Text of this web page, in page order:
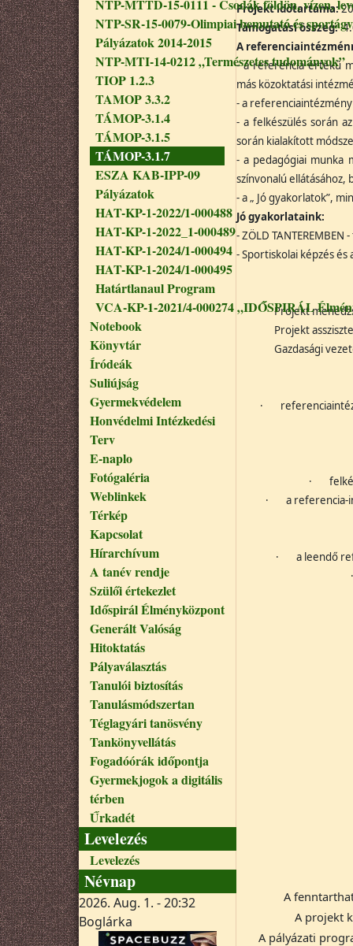
NTP-MTTD-15-0111 - Csodák földön, vízen,
NTP-SR-15-0079-Olimpiai bemutató és
Pályázatok 2014-2015
NTP-MTI-14-0212 „Természetes tudományok”
TIOP 1.2.3
TAMOP 3.3.2
TÁMOP-3.1.4
TÁMOP-3.1.5
TÁMOP-3.1.7
ESZA KAB-IPP-09
Pályázatok
HAT-KP-1-2022/1-000488
HAT-KP-1-2022_1-000489
HAT-KP-1-2024/1-000494
HAT-KP-1-2024/1-000495
Határtlanaul Program
VCA-KP-1-2021/4-000274 „IDŐSPIRÁL
Notebook
Könyvtár
Íródeák
Suliújság
Gyermekvédelem
Honvédelmi Intézkedési
Terv
E-naplo
Fotógaléria
Weblinkek
Térkép
Kapcsolat
Hírarchívum
A tanév rendje
Szülői értekezlet
Időspirál Élményközpont
Generált Valóság
Hitoktatás
Pályaválasztás
Tanulói biztosítás
Tanulásmódszertan
Téglagyári tanösvény
Tankönyvellátás
Fogadóórák időpontja
Gyermekjogok a digitális
térben
Űrkadét
Levelezés
Levelezés
Névnap
2026. Aug. 1. - 20:32
Boglárka
Projekt időtartama:
Támogatási összeg:
A
- a referencia értékű
más közoktatási
- a
- a felkészülés során
során kialakított
- a pedagógiai munka
színvonalú ellátásához,
- a „ Jó gyakorlatok”,
Jó gyakorlataink:
- ZÖLD
- Sportiskolai képzés
Projekt
Projekt
Gazdasági vezető:
·
·
·
a referencia-
·
a leendő
·
A
A projekt
A pályázati